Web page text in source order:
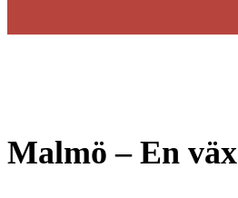
Malmö – En